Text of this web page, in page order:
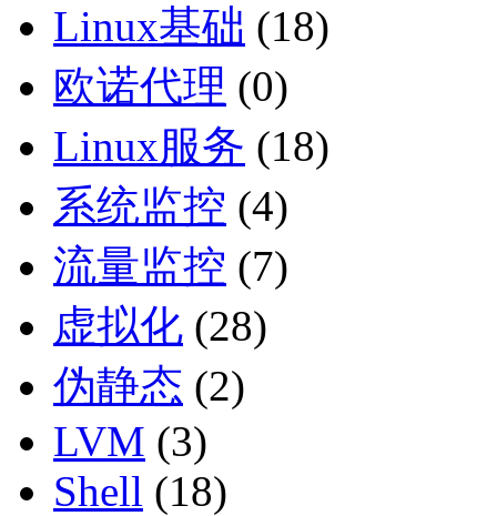
Linux基础 (18)
欧诺代理 (0)
Linux服务 (18)
系统监控 (4)
流量监控 (7)
虚拟化 (28)
伪静态 (2)
LVM (3)
Shell (18)